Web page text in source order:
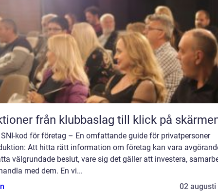
Auktioner från klubbaslag till klick på
kod för företag – En omfattande guide för privatpersoner
Att hitta rätt information om företag kan vara
välgrundade beslut, vare sig det gäller att investera,
med dem. En vi...
02 augusti